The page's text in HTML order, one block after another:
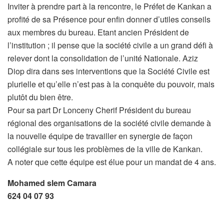
Inviter à prendre part à la rencontre, le Préfet de Kankan a
profité de sa Présence pour enfin donner d’utiles conseils
aux membres du bureau. Etant ancien Président de
l’institution ; il pense que la société civile a un grand défi à
relever dont la consolidation de l’unité Nationale. Aziz
Diop dira dans ses interventions que la Société Civile est
plurielle et qu’elle n’est pas à la conquête du pouvoir, mais
plutôt du bien être.
Pour sa part Dr Lonceny Cherif Président du bureau
régional des organisations de la société civile demande à
la nouvelle équipe de travailler en synergie de façon
collégiale sur tous les problèmes de la ville de Kankan.
A noter que cette équipe est élue pour un mandat de 4 ans.
Mohamed slem Camara
624 04 07 93